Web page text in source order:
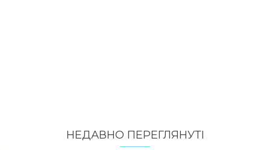
НЕДАВНО ПЕРЕГЛЯНУТI